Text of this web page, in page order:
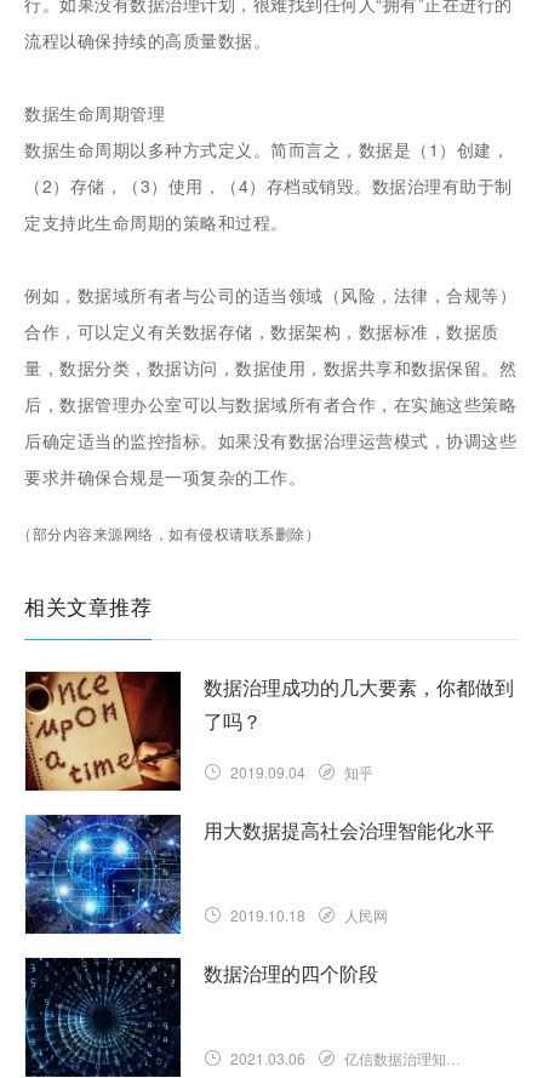
流程以确保持续的高质量数据。
数据生命周期管理
数据生命周期以多种方式定义。简而言之，数据是（1）创建，
（2）存储，（3）使用，（4）存档或销毁。数据治理有助于制
定支持此生命周期的策略和过程。
例如，数据域所有者与公司的适当领域（风险，法律，合规等）
合作，可以定义有关数据存储，数据架构，数据标准，数据质
量，数据分类，数据访问，数据使用，数据共享和数据保留。然
后，数据管理办公室可以与数据域所有者合作，在实施这些策略
后确定适当的监控指标。如果没有数据治理运营模式，协调这些
要求并确保合规是一项复杂的工作。
（部分内容来源网络，如有侵权请联系删除）
相关文章推荐
数据治理成功的几大要素，你都做到
了吗？
2019.09.04 知乎
用大数据提高社会治理智能化水平
2019.10.18 人民网
数据治理的四个阶段
2021.03.06 亿信数据治理知识库